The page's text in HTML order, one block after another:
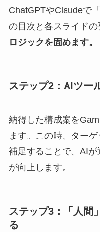
ChatGPTやClaudeで
の目次と各スライドの
ロジックを固めます。
ステップ2：AIツー
納得した構成案を
ます。この時、ター
補足することで、AI
が向上します。
ステップ3：「人間
る